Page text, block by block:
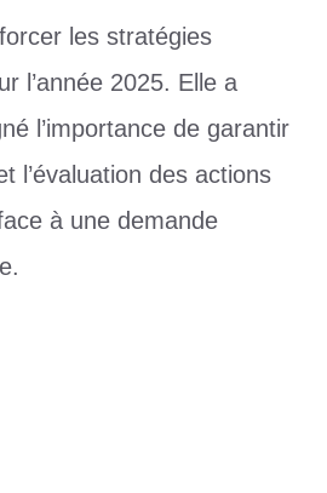
les stratégies
l’année 2025. Elle a
l’importance de garantir
l’évaluation des actions
à une demande